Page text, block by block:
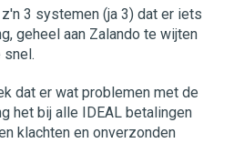
3 systemen (ja 3) dat er iets
geheel aan Zalando te wijten
snel.
dat er wat problemen met de
het bij alle IDEAL betalingen
klachten en onverzonden